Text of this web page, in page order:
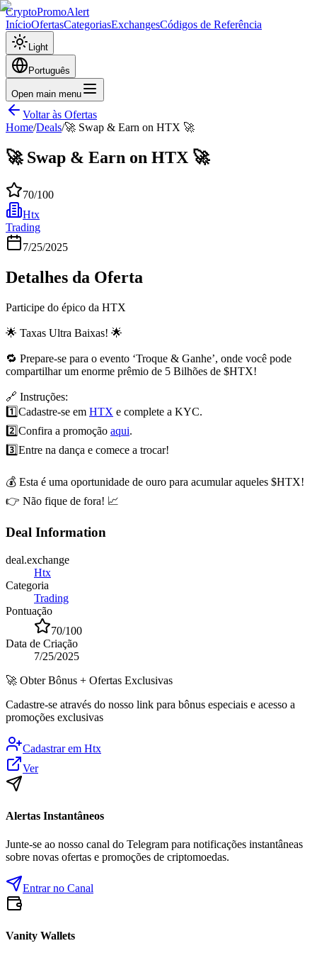
CryptoPromoAlert
InícioOfertasCategoriasExchangesCódigos de Referência
Light
Português
Open main menu
Voltar às Ofertas
Home/Deals/🚀 Swap & Earn on HTX 🚀
🚀 Swap & Earn on HTX 🚀
70/100
Htx
Trading
7/25/2025
Detalhes da Oferta
Participe do épico da HTX
🌟 Taxas Ultra Baixas! 🌟
🔁 Prepare-se para o evento ‘Troque & Ganhe’, onde você pode
compartilhar um enorme prêmio de 5 Bilhões de $HTX!
🔗 Instruções:
1️⃣Cadastre-se em HTX e complete a KYC.
2️⃣Confira a promoção aqui.
3️⃣Entre na dança e comece a trocar!
💰 Esta é uma oportunidade de ouro para acumular aqueles $HTX!
👉 Não fique de fora! 📈
Deal Information
deal.exchange
Htx
Categoria
Trading
Pontuação
70/100
Data de Criação
7/25/2025
🚀 Obter Bônus + Ofertas Exclusivas
Cadastre-se através do nosso link para bônus especiais e acesso a
promoções exclusivas
Cadastrar em Htx
Ver
Alertas Instantâneos
Junte-se ao nosso canal do Telegram para notificações instantâneas
sobre novas ofertas e promoções de criptomoedas.
Entrar no Canal
Vanity Wallets